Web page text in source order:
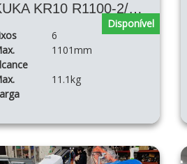
KUKA KR10 R1100-2/SEL
6
1101mm
11.1kg
Disponível